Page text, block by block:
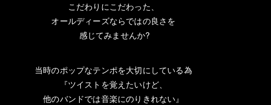
こだわりにこだわった、
オールディーズならではの良さを
感じてみませんか?
当時のポップなテンポを大切にしている為
『ツイストを覚えたいけど、
他のバンドでは音楽にのりきれない』